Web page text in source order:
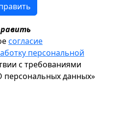
согласие
персональной
с требованиями
персональных данных»